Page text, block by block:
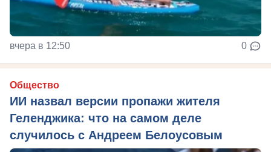
вчера в 12:50 0
Общество
ИИ назвал версии пропажи жителя
Геленджика: что на самом деле
случилось с Андреем Белоусовым